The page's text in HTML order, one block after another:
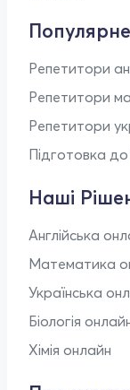
Популярне
Репетитори
Репетитори
Репетитори
Підготовка
Наші
Англійська
Математика
Українська
Біологія
Хімія онлайн